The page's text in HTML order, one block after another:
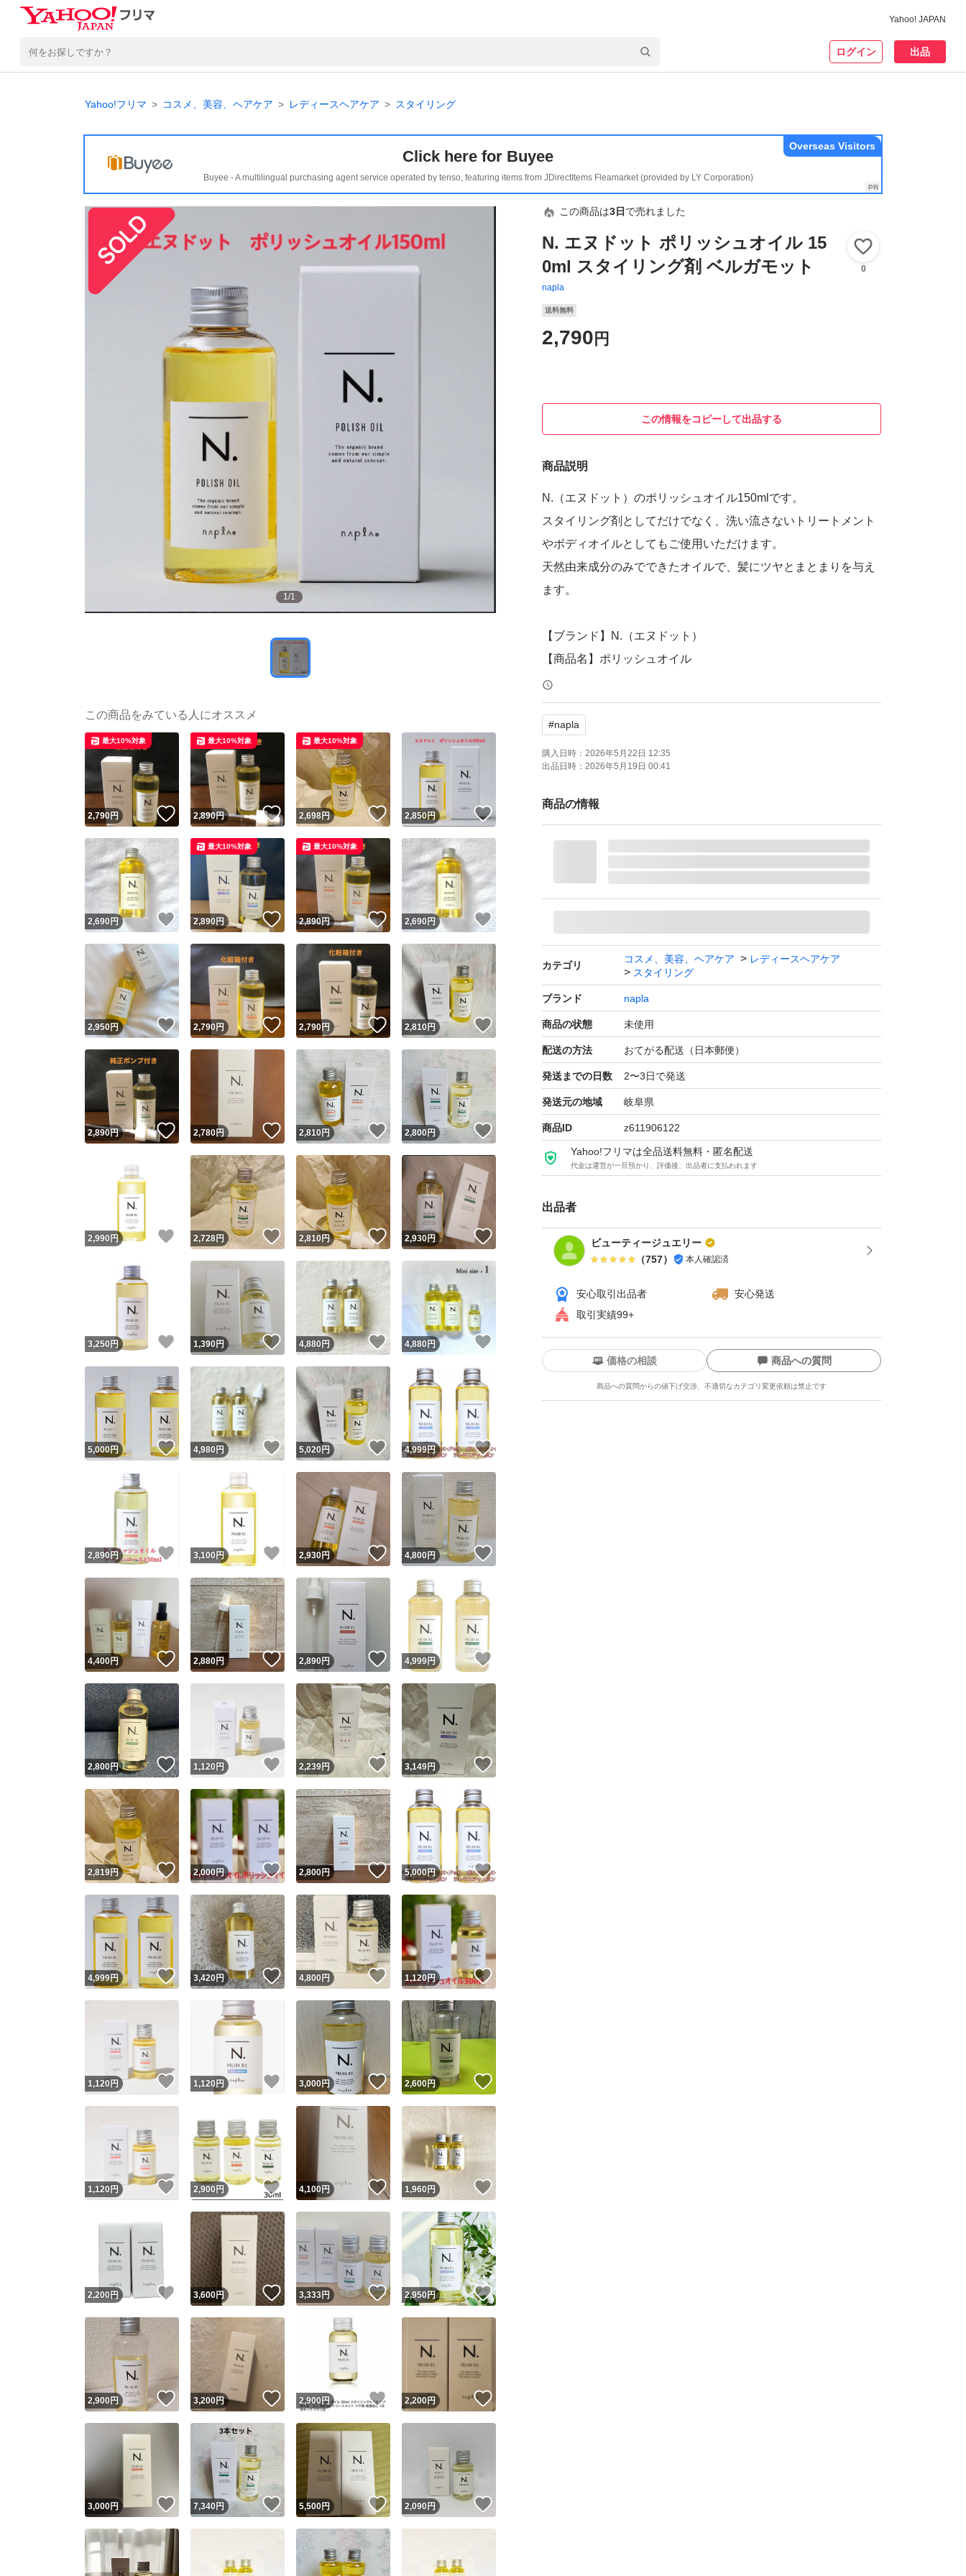
Yahoo! JAPAN
ログイン 出品
Yahoo!フリマ コスメ、美容、ヘアケア レディースヘアケア スタイリング
Click here for Buyee
Buyee - A multilingual purchasing agent service operated by tenso, featuring items from JDirectItems Fleamarket (provided by LY Corporation)
Overseas Visitors
1/1
この商品は3日 で売れました
N. エヌドット ポリッシュオイル 15
0ml スタイリング剤 ベルガモット
napla
0
送料無料
2,790 円
この情報をコピーして出品する
商品説明
N.（エヌドット）のポリッシュオイル150mlです。
スタイリング剤としてだけでなく、洗い流さないトリートメント
やボディオイルとしてもご使用いただけます。
天然由来成分のみでできたオイルで、髪にツヤとまとまりを与え
ます。
【ブランド】N.（エヌドット）
【商品名】ポリッシュオイル
【容量】150ml
【商品の状態】未使用
【カラー】クリア系
よろしくお願いいたします
#napla
購入日時： 2026年5月22日 12:35
出品日時： 2026年5月19日 00:41
商品の情報
カテゴリ
コスメ、美容、ヘアケア
レディースヘアケア
スタイリング
ブランド napla
商品の状態 未使用
配送の方法 おてがる配送（日本郵便）
発送までの日数 2〜3日で発送
発送元の地域 岐阜県
商品ID z611906122
Yahoo!フリマは全品送料無料・匿名配送
代金は運営が一旦預かり、評価後、出品者に支払われます
出品者
ビューティージュエリー
（757） 本人確認済
安心取引出品者
安心発送
取引実績99+
ユーザーの実績について
Yahoo!フリマが定めた一定の基準を満たしたユーザーにバッジを付与しています
安心取引出品者
安心取引出品者 Yahoo!フリマの基準をクリアした安心・安全なユーザーです
取引実績
取引実績◯+ このユーザーはYahoo!フリマの取引を完了させた実績があります
他フリマ実績◯+ このユーザーは他フリマサービスでの取引実績があります
スピード&安心発送
※このバッジは実績に基づく表示であり、発送を保証しているものではありません
スピード＆安心発送
このユーザーは高頻度で24時間以内＆設定した発送日数内に発送してい
ます
スピード発送 このユーザーは高頻度で24時間以内に発送しています
安心発送 このユーザーは設定した発送日数内に発送しています
価格の相談 商品への質問
商品への質問からの値下げ交渉、不適切なカテゴリ変更依頼は禁止です
この商品の情報をコピーします
商品画像の 無断転載は禁止 されています
コピーは
1商品につき1回です
出品ページへ
キャンセル
この商品をみている人にオススメ
2,790円 いいね！
最大10%対象
2,890円 いいね！
最大10%対象
2,698円 いいね！
最大10%対象
2,850円 いいね！
2,690円 いいね！
2,890円 いいね！
最大10%対象
2,890円 いいね！
最大10%対象
2,690円 いいね！
2,950円 いいね！
2,790円 いいね！
2,790円 いいね！
2,810円
2,890円 いいね！
2,780円 いいね！
2,810円 いいね！
2,800円
2,990 円 いいね！
2,728円 いいね！
2,810円 いいね！
2,930円
3,250 円 いいね！
1,390円 いいね！
4,880円 いいね！
4,880円
5,000円 いいね！
4,980円 いいね！
5,020円 いいね！
4,999円 いいね！
2,890円 いいね！
3,100 円 いいね！
2,930円 いいね！
4,800円
4,400円 いいね！
2,880円 いいね！
2,890円 いいね！
4,999円
2,800円 いいね！
1,120 円 いいね！
2,239円 いいね！
3,149円 いいね！
2,819円 いいね！
2,000円 いいね！
2,800円 いいね！
5,000円 いいね！
4,999円 いいね！
3,420円 いいね！
4,800円 いいね！
1,120円
1,120円 いいね！
1,120 円 いいね！
3,000円 いいね！
2,600円
1,120円 いいね！
2,900 円 いいね！
4,100円 いいね！
1,960円 いいね！
2,200円 いいね！
3,600円 いいね！
3,333円 いいね！
2,950円 いいね！
2,900円 いいね！
3,200円 いいね！
2,900 円 いいね！
2,200円
3,000円 いいね！
7,340円 いいね！
5,500円 いいね！
2,090円